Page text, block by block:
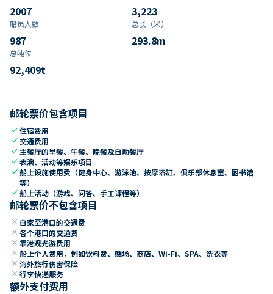
2007 3,223
船员人数
987
总长（米）
293.8m
总吨位
92,409t
邮轮票价包含项目
check住宿费用
check 交通费用
check 主餐厅的早餐、午餐、晚餐及自助餐厅
check表演、活动等娱乐项目
check船上设施使用费（健身中心、游泳池、按摩浴缸、俱乐部休息室、图书馆
等）
check船上活动（游戏、问答、手工课程等）
邮轮票价不包含项目
close 自家至港口的交通费
close 各个港口的交通费
close 靠港观光游费用
close 船上个人费用，例如饮料费、赌场、商店、Wi-Fi、SPA、洗衣等
close 海外旅行伤害保险
close 行李快递服务
额外支付费用